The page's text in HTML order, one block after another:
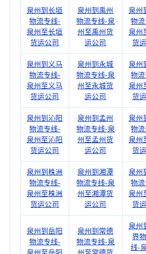
泉州到长垣
物流专线-
泉州至长垣
货运公司
泉州到禹州
物流专线-泉
州至禹州货
运公司
泉州
物
泉州
货
泉州到义马
物流专线-
泉州至义马
货运公司
泉州到永城
物流专线-泉
州至永城货
运公司
泉州
物
泉州
货
泉州到沁阳
物流专线-
泉州至沁阳
货运公司
泉州到孟州
物流专线-泉
州至孟州货
运公司
泉州
物
泉州
货
泉州到株洲
物流专线-
泉州至株洲
货运公司
泉州到湘潭
物流专线-泉
州至湘潭货
运公司
泉州
物
泉州
货
泉州到岳阳
物流专线-
泉州到常德
物流专线-泉
泉州
界
线-